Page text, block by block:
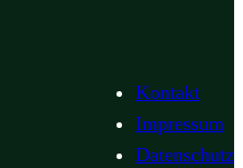
Kontakt
Impressum
Datenschutz